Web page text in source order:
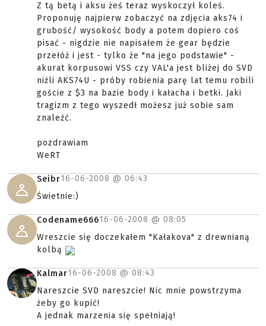
Z tą betą i aksu żeś teraz wyskoczył koleś.
Proponuję najpierw zobaczyć na zdjęcia aks74 i
grubość/ wysokość body a potem dopiero coś
pisać - nigdzie nie napisałem że gear będzie
przełóż i jest - tylko że "na jego podstawie" -
akurat korpusowi VSS czy VAL'a jest bliżej do SVD
niźli AKS74U - próby robienia parę lat temu robili
goście z $3 na bazie body i kałacha i betki. Jaki
tragizm z tego wyszedł możesz już sobie sam
znaleźć.
pozdrawiam
WeRT
Seibr16-06-2008 @ 06:43
Świetnie:)
Codename66616-06-2008 @ 08:05
Wreszcie się doczekałem "Kałakova" z drewnianą
kolbą
Kalmar16-06-2008 @ 08:43
Nareszcie SVD nareszcie! Nic mnie powstrzyma
żeby go kupić!
A jednak marzenia się spełniają!